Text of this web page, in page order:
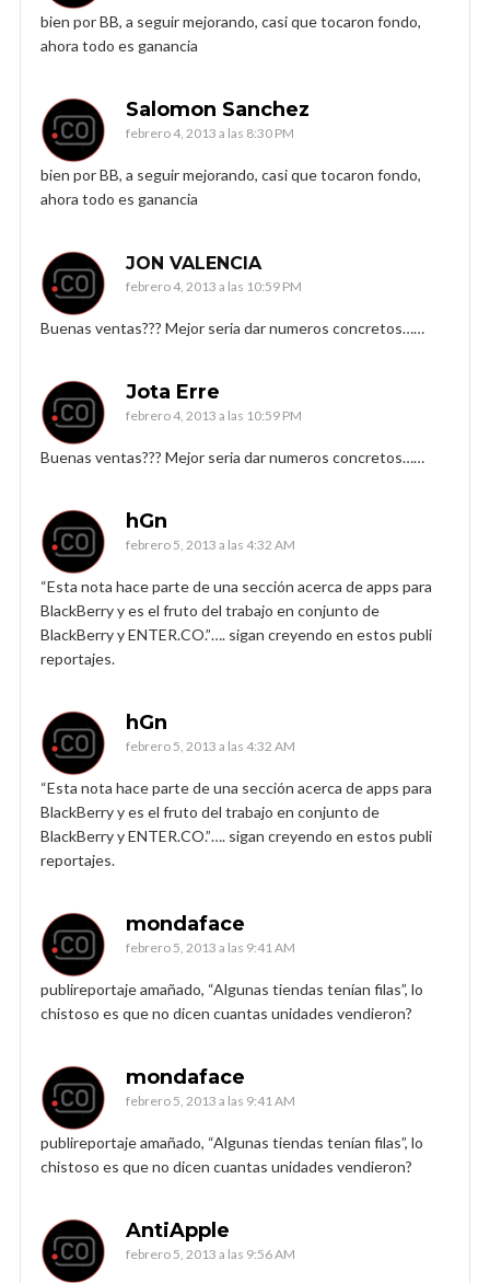
bien por BB, a seguir mejorando, casi que tocaron fondo,
ahora todo es ganancia
Salomon Sanchez
febrero 4, 2013 a las 8:30 PM
bien por BB, a seguir mejorando, casi que tocaron fondo,
ahora todo es ganancia
JON VALENCIA
febrero 4, 2013 a las 10:59 PM
Buenas ventas??? Mejor seria dar numeros concretos……
Jota Erre
febrero 4, 2013 a las 10:59 PM
Buenas ventas??? Mejor seria dar numeros concretos……
hGn
febrero 5, 2013 a las 4:32 AM
“Esta nota hace parte de una sección acerca de apps para
BlackBerry y es el fruto del trabajo en conjunto de
BlackBerry y ENTER.CO.”…. sigan creyendo en estos publi
reportajes.
hGn
febrero 5, 2013 a las 4:32 AM
“Esta nota hace parte de una sección acerca de apps para
BlackBerry y es el fruto del trabajo en conjunto de
BlackBerry y ENTER.CO.”…. sigan creyendo en estos publi
reportajes.
mondaface
febrero 5, 2013 a las 9:41 AM
publireportaje amañado, “Algunas tiendas tenían filas”, lo
chistoso es que no dicen cuantas unidades vendieron?
mondaface
febrero 5, 2013 a las 9:41 AM
publireportaje amañado, “Algunas tiendas tenían filas”, lo
chistoso es que no dicen cuantas unidades vendieron?
AntiApple
febrero 5, 2013 a las 9:56 AM